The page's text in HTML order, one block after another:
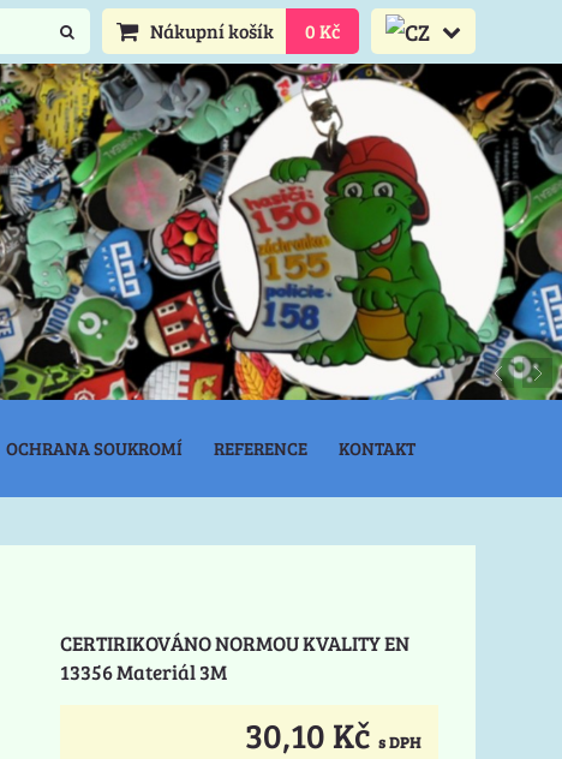
Nákupní košík 0 Kč
OCHRANA SOUKROMÍ REFERENCE KONTAKT
CERTIRIKOVÁNO NORMOU KVALITY EN
13356 Materiál 3M
30,10 Kč s DPH